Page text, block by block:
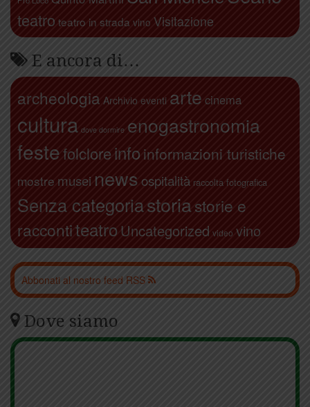
teatro teatro in strada vino Visitazione
E ancora di…
archeologia Archivio eventi arte cinema
cultura dove dormire enogastronomia
festefolcloreinfo informazioni turistiche
mostre musei news ospitalità raccolta fotografica
Senza categoriastoriastorie e
raccontiteatro Uncategorized video vino
Abbonati al nostro feed RSS
Dove siamo